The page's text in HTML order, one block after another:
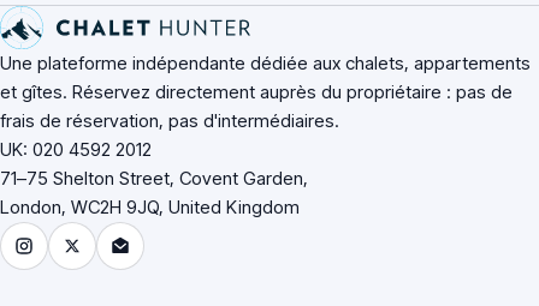
Pied de page du site
Une plateforme indépendante dédiée aux chalets, appartements
et gîtes. Réservez directement auprès du propriétaire : pas de
frais de réservation, pas d'intermédiaires.
UK: 020 4592 2012
71–75 Shelton Street, Covent Garden,
London, WC2H 9JQ, United Kingdom
InstagramX (Twitter)Email Chalet Hunter